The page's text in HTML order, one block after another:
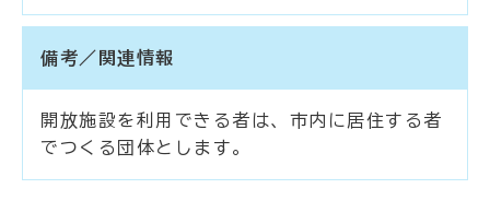
備考／関連情報
開放施設を利用できる者は、市内に居住する者
でつくる団体とします。